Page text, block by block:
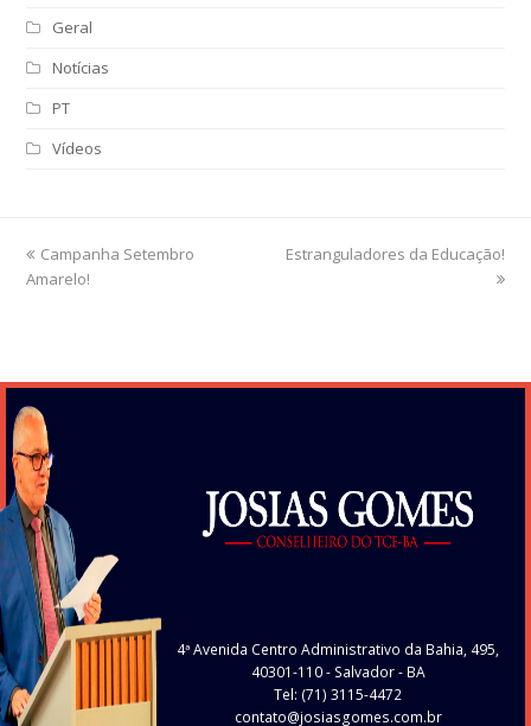
Geral
Notícias
PT
Vídeos
previous
post:
Campanha Setembro
Amarelo!
next
Estranguladores da Educação!
4ª Avenida Centro Administrativo da Bahia, 495,
40301-110- Salvador - BA
Tel: (71) 3115-4472
contato@josiasgomes.com.br